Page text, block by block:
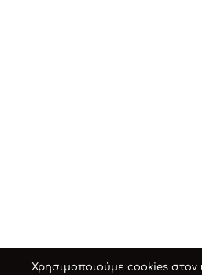
Χρησιμοποιούμε cookies στον